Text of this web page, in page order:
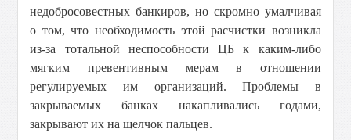
недобросовестных банкиров, но скромно умалчивая
о том, что необходимость этой расчистки возникла
из-за тотальной неспособности ЦБ к каким-либо
мягким превентивным мерам в отношении
регулируемых им организаций. Проблемы в
закрываемых банках накапливались годами,
закрывают их на щелчок пальцев.